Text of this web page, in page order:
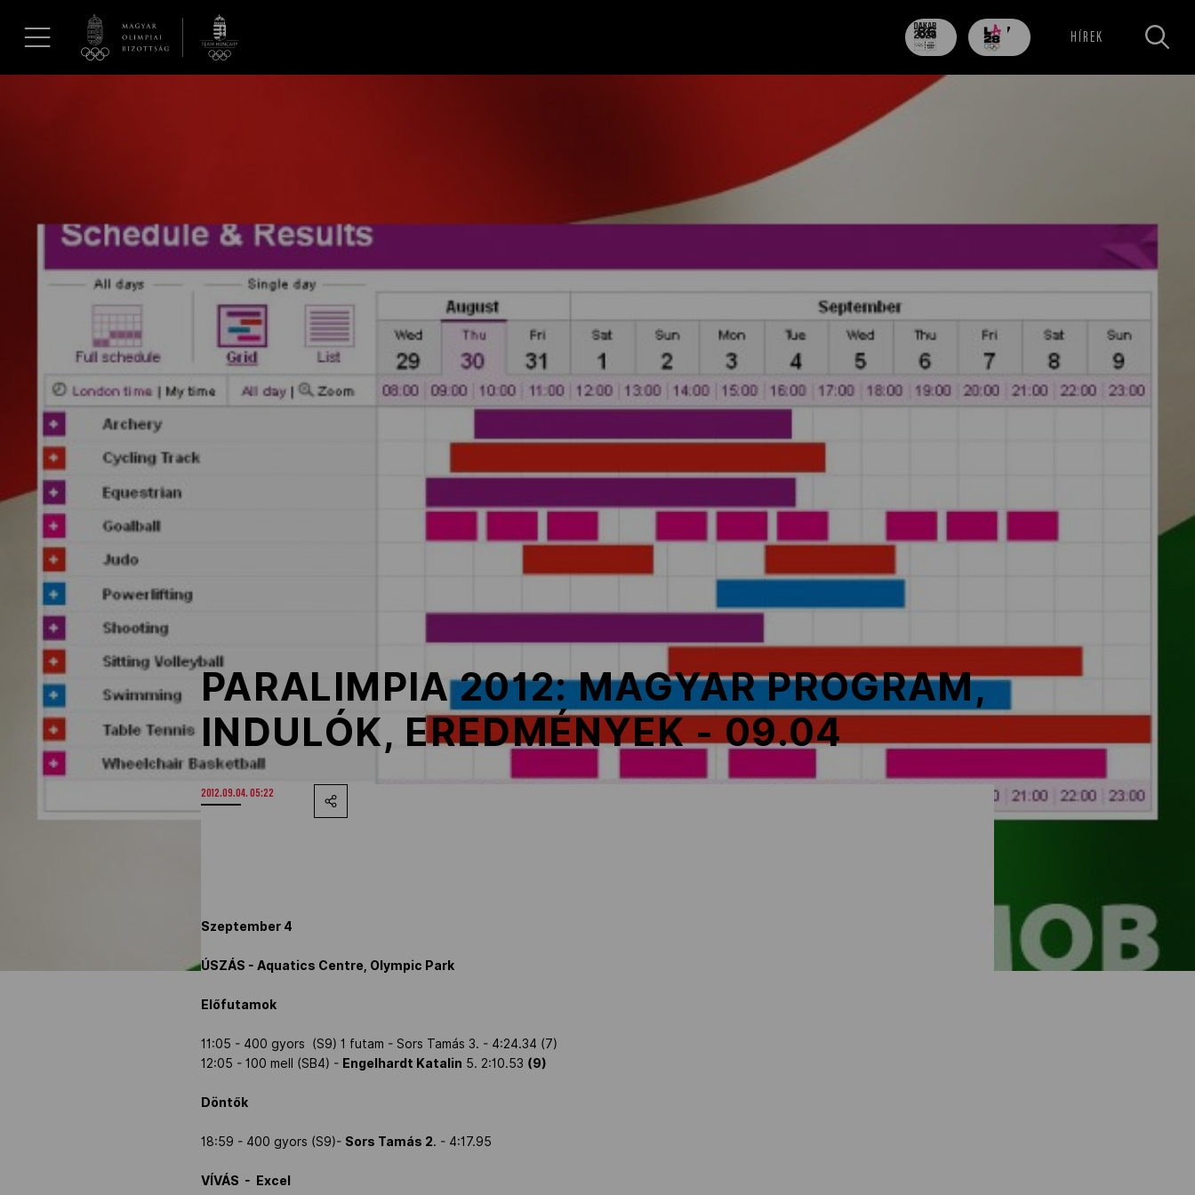
Dakar 2026
Los Angeles 2028
MOB
Kettőskarrier-program
86
nap
707
nap HÍREK
PARALIMPIA 2012: MAGYAR PROGRAM,
INDULÓK, EREDMÉNYEK - 09.04
2012.09.04. 05:22
Szeptember 4
ÚSZÁS - Aquatics Centre, Olympic Park
Előfutamok
11:05 - 400 gyors (S9) 1 futam - Sors Tamás 3. - 4:24.34 (7)
12:05 - 100 mell (SB4) - Engelhardt Katalin 5. 2:10.53 (9)
Döntők
18:59 - 400 gyors (S9)- Sors Tamás 2. - 4:17.95
VÍVÁS - Excel